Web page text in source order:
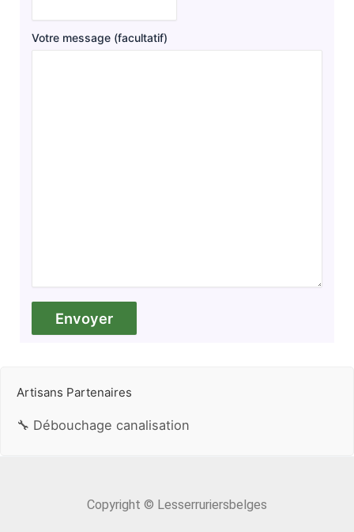
Votre message (facultatif)
Artisans Partenaires
🔧 Débouchage canalisation
Copyright © Lesserruriersbelges